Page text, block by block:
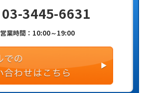
03-3445-6631
営業時間：10:00～19:00